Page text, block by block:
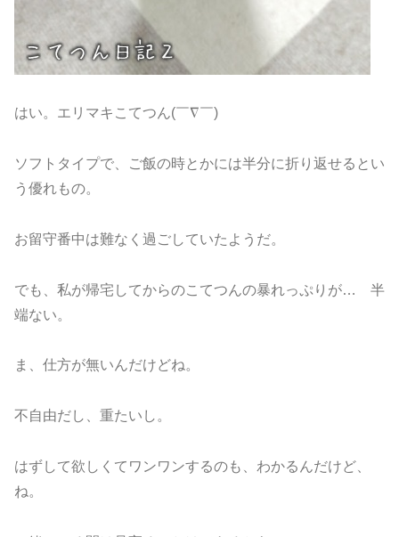
はい。エリマキこてつん(￣∇￣)
ソフトタイプで、ご飯の時とかには半分に折り返せるとい
う優れもの。
お留守番中は難なく過ごしていたようだ。
でも、私が帰宅してからのこてつんの暴れっぷりが… 半
端ない。
ま、仕方が無いんだけどね。
不自由だし、重たいし。
はずして欲しくてワンワンするのも、わかるんだけど、
ね。